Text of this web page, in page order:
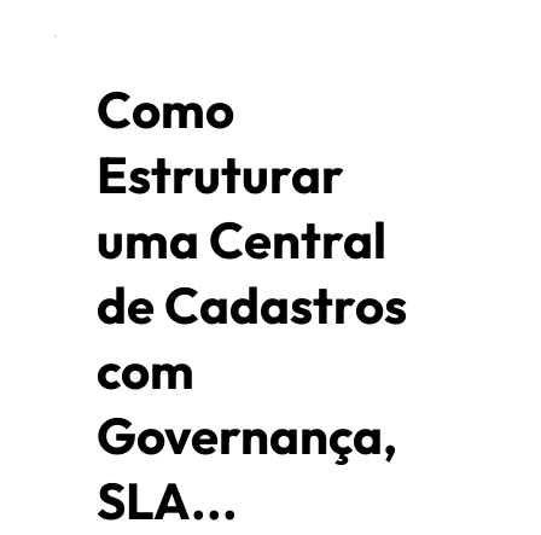
Como
Estruturar
uma Central
de Cadastros
com
Governança,
SLA...